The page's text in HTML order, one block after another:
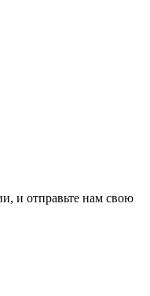
и отправьте нам свою